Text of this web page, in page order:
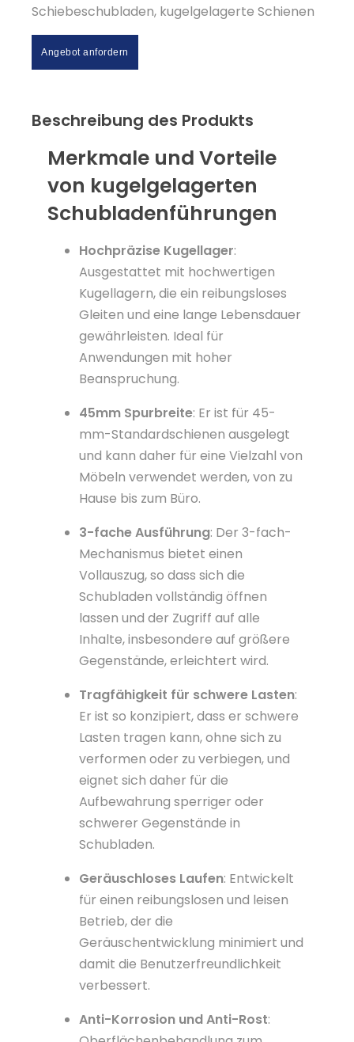
Schiebeschubladen, kugelgelagerte Schienen
Angebot anfordern
Beschreibung des Produkts
Merkmale und Vorteile
von kugelgelagerten
Schubladenführungen
Hochpräzise Kugellager:
Ausgestattet mit hochwertigen
Kugellagern, die ein reibungsloses
Gleiten und eine lange Lebensdauer
gewährleisten. Ideal für
Anwendungen mit hoher
Beanspruchung.
45mm Spurbreite: Er ist für 45-
mm-Standardschienen ausgelegt
und kann daher für eine Vielzahl von
Möbeln verwendet werden, von zu
Hause bis zum Büro.
3-fache Ausführung: Der 3-fach-
Mechanismus bietet einen
Vollauszug, so dass sich die
Schubladen vollständig öffnen
lassen und der Zugriff auf alle
Inhalte, insbesondere auf größere
Gegenstände, erleichtert wird.
Tragfähigkeit für schwere Lasten:
Er ist so konzipiert, dass er schwere
Lasten tragen kann, ohne sich zu
verformen oder zu verbiegen, und
eignet sich daher für die
Aufbewahrung sperriger oder
schwerer Gegenstände in
Schubladen.
Geräuschloses Laufen: Entwickelt
für einen reibungslosen und leisen
Betrieb, der die
Geräuschentwicklung minimiert und
damit die Benutzerfreundlichkeit
verbessert.
Anti-Korrosion und Anti-Rost: